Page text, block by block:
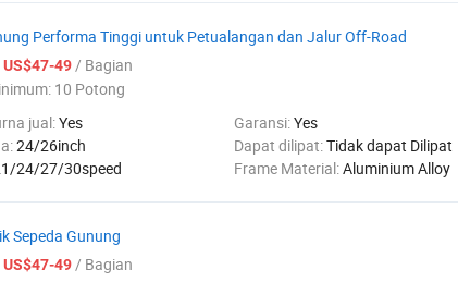
Performa Tinggi untuk Petualangan dan Jalur Off-Road
US$47-49/ Bagian
10 Potong
jual:Yes Garansi:Yes
24/26inch Dapat dilipat:Tidak dapat Dilipat
24/27/30speed Frame Material:Aluminium Alloy
Sepeda Gunung
US$47-49/ Bagian